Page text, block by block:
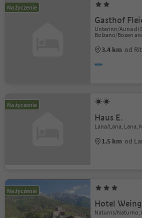
Na życzenie
Gasthof
Unterinn/Auna di
Bolzano/Bozen
3.4 km od
Na życzenie
Haus E.
Lana/Lana, Lana,
1.5 km od
Na życzenie
Hotel
Naturns/Naturno,